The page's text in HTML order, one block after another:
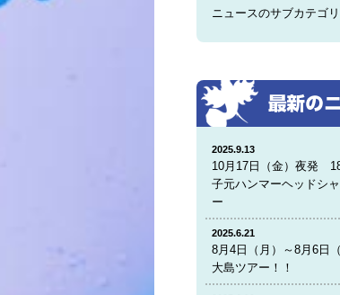
ニュースのサブカテゴ
2025.9.13
10月17日（金）夜発
子元ハンマーヘッドシ
ー
2025.6.21
8月4日（月）～8月6日
大島ツアー！！